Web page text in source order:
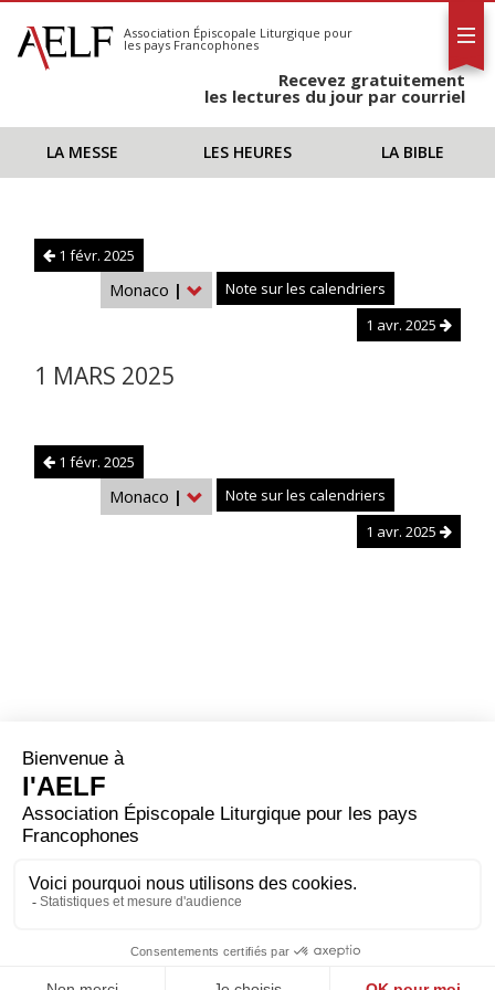
S'abonner
Calendrier
Association Épiscopale Liturgique pour
les pays Francophones
Recevez gratuitement
les lectures du jour par courriel
LA MESSE LES HEURES LA BIBLE
1 févr. 2025
Monaco |
Note sur les calendriers
1 avr. 2025
1 MARS 2025
1 févr. 2025
Monaco |
Note sur les calendriers
1 avr. 2025